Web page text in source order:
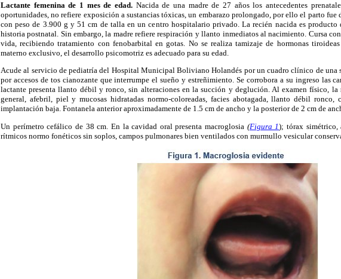
Lactante femenina de 1 mes de edad. Nacida de una madre de 27 años los antecedentes
oportunidades, no refiere exposición a sustancias tóxicas, un embarazo prolongado, por ello el parto fue
con peso de 3.900 g y 51 cm de talla en un centro hospitalario privado. La recién nacida es producto
historia postnatal. Sin embargo, la madre refiere respiración y llanto inmediatos al nacimiento. Cursa
vida, recibiendo tratamiento con fenobarbital en gotas. No se realiza tamizaje de hormonas
materno exclusivo, el desarrollo psicomotriz es adecuado para su edad.
Acude al servicio de pediatría del Hospital Municipal Boliviano Holandés por un cuadro clínico de una
por accesos de tos cianozante que interrumpe el sueño y estreñimiento. Se corrobora a su ingreso las
lactante presenta llanto débil y ronco, sin alteraciones en la succión y deglución. Al examen físico, la
general, afebril, piel y mucosas hidratadas normo-coloreadas, facies abotagada, llanto débil ronco,
implantación baja. Fontanela anterior aproximadamente de 1.5 cm de ancho y la posterior de 2 cm de
Un perímetro cefálico de 38 cm. En la cavidad oral presenta macroglosia (Figura 1); tórax simétrico,
rítmicos normo fonéticos sin soplos, campos pulmonares bien ventilados con murmullo vesicular